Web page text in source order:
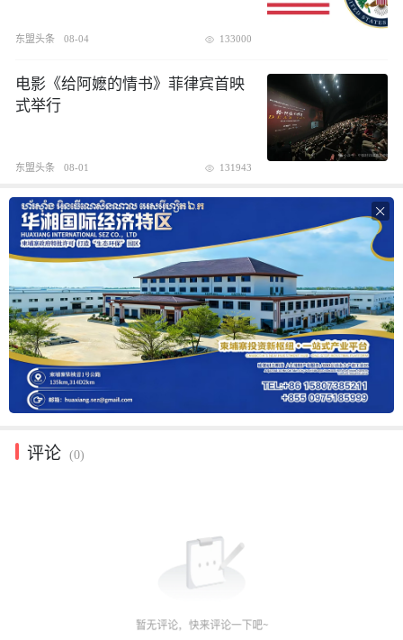
东盟头条 08-04 133000
电影《给阿嬷的情书》菲律宾首映
式举行
东盟头条 08-01 131943

评论 (0)